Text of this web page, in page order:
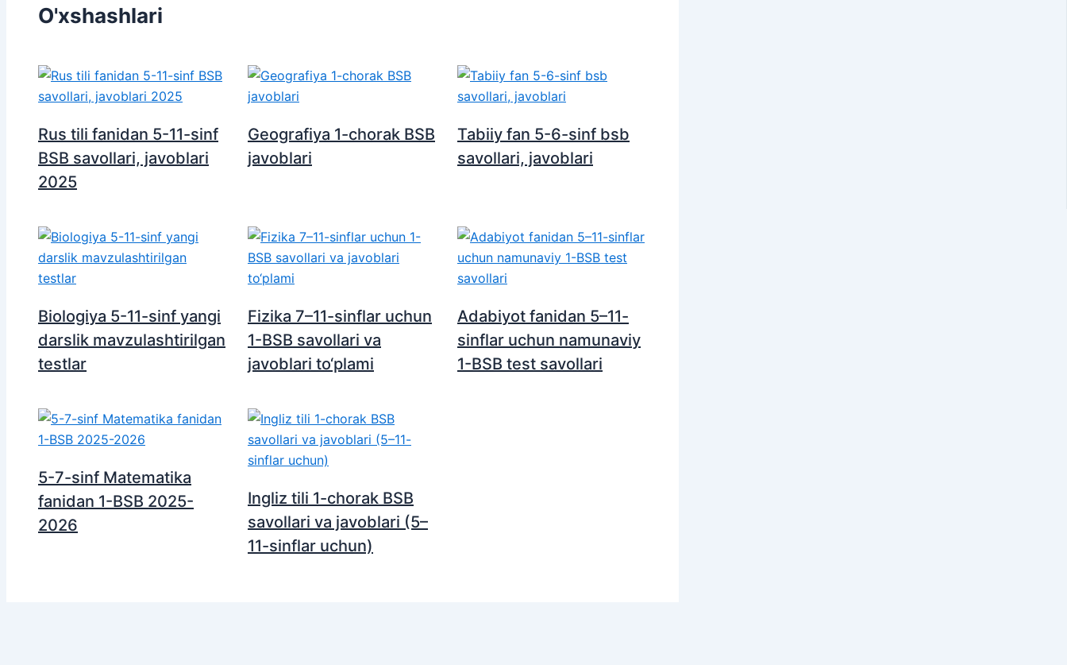
O'xshashlari
Rus tili fanidan 5-11-sinf
BSB savollari, javoblari
2025
Geografiya 1-chorak BSB
javoblari
Tabiiy fan 5-6-sinf bsb
savollari, javoblari
Biologiya 5-11-sinf yangi
darslik mavzulashtirilgan
testlar
Fizika 7–11-sinflar uchun
1-BSB savollari va
javoblari to‘plami
Adabiyot fanidan 5–11-
sinflar uchun namunaviy
1-BSB test savollari
5-7-sinf Matematika
fanidan 1-BSB 2025-
2026
Ingliz tili 1-chorak BSB
savollari va javoblari (5–
11-sinflar uchun)